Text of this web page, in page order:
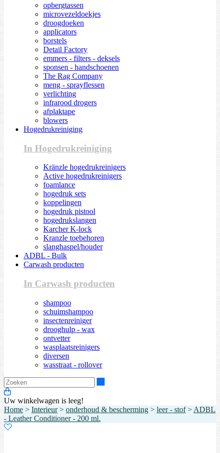
opbergtassen
microvezeldoekjes
droogdoeken
applicators
borstels
Detail Factory
emmers - filters - deksels
sponsen - handschoenen
The Rag Company
meng - sprayflessen
verlichting
infrarood drogers
afplaktape
blowers
Hogedrukreiniging
In Hogedrukreiniging
Kränzle hogedrukreinigers
Active hogedrukreinigers
foamlance
hogedruk sets
koppelingen
hogedruk pistool
hogedrukslangen
Karcher K-lock
Kranzle toebehoren
slanghaspel/houder
ADBL - Bulk
Carwash producten
In Carwash producten
shampoo
schuimshampoo
insectenreiniger
drooghulp - wax
ontvetter
wasplaatsreinigers
diversen
wasstraat - rollover
Uw winkelwagen is leeg!
Home > Interieur> onderhoud & bescherming > leer - stof> ADBL
- Leather Conditioner - 200 ml.